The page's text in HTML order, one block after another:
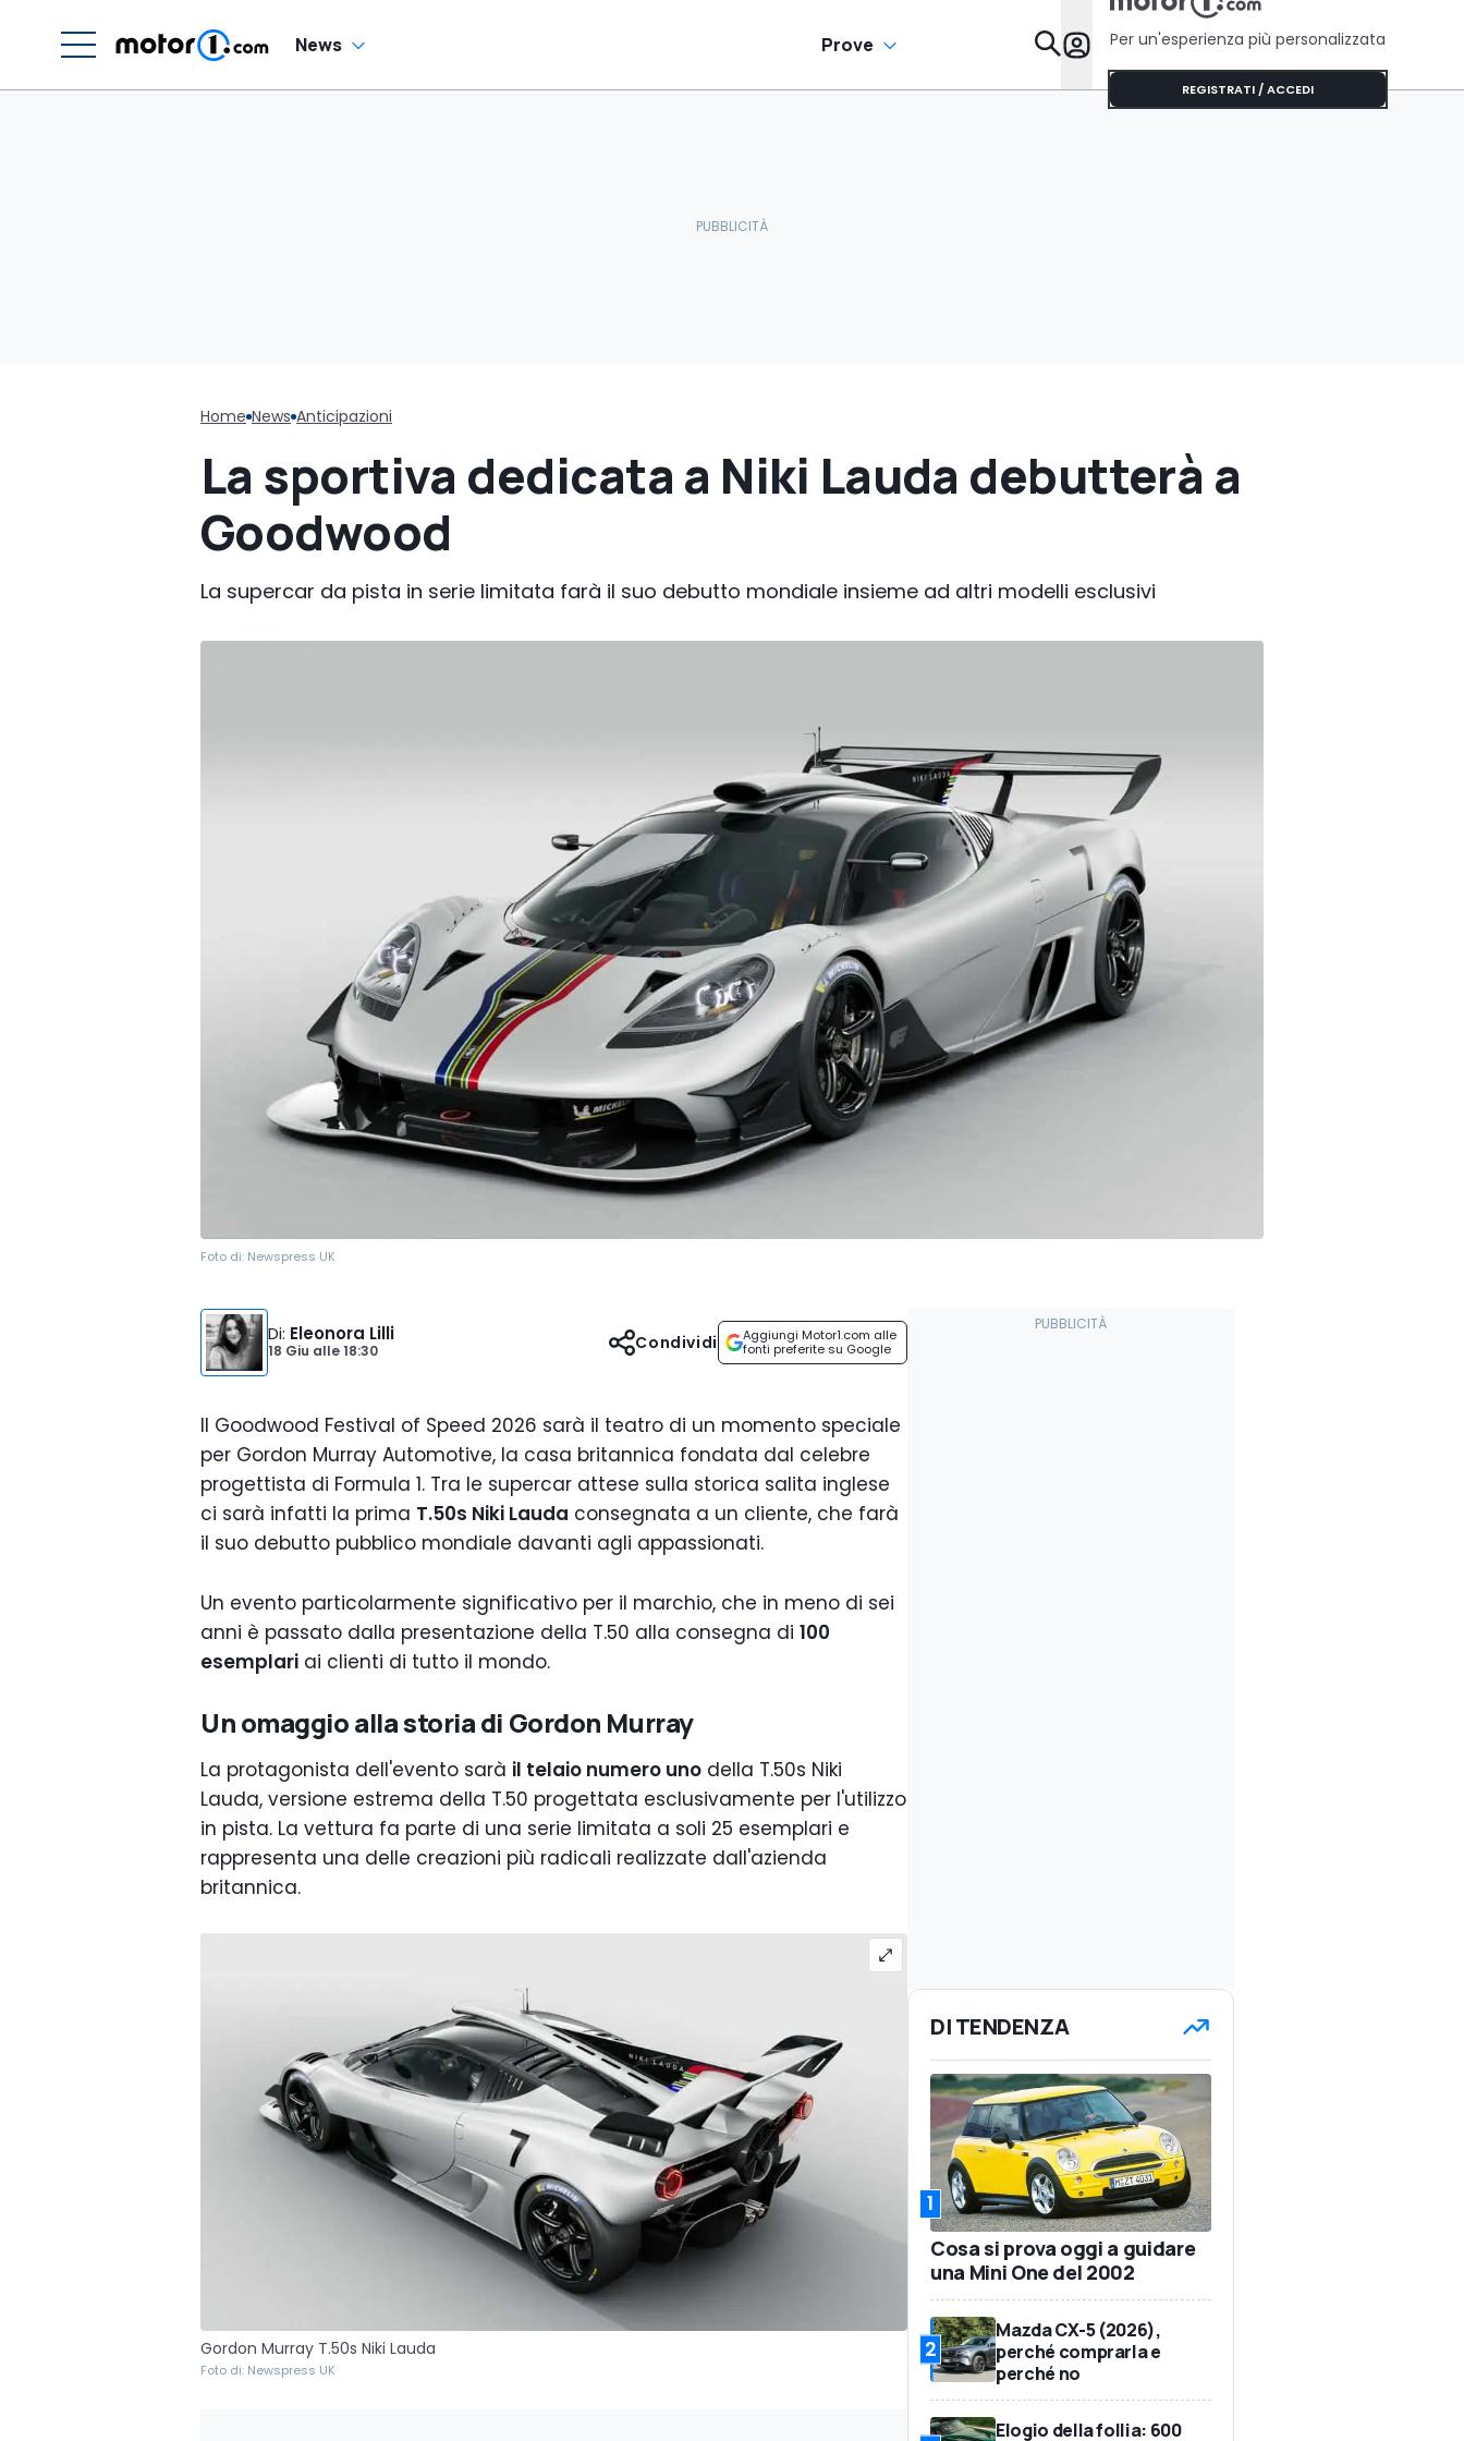
News Prove Da Sapere
Per un'esperienza più personalizzata
REGISTRATI / ACCEDI
Home News Anticipazioni
La sportiva dedicata a Niki Lauda debutterà a
Goodwood
La supercar da pista in serie limitata farà il suo debutto mondiale insieme ad altri modelli esclusivi
Foto di: Newspress UK
Di: Eleonora Lilli
18 Giu alle18:30
Aggiungi Motor1.com alle
fonti preferite su Google
Condividi
Il Goodwood Festival of Speed 2026 sarà il teatro di un momento speciale
per Gordon Murray Automotive, la casa britannica fondata dal celebre
progettista di Formula 1. Tra le supercar attese sulla storica salita inglese
ci sarà infatti la prima T.50s Niki Lauda consegnata a un cliente, che farà
il suo debutto pubblico mondiale davanti agli appassionati.
Un evento particolarmente significativo per il marchio, che in meno di sei
anni è passato dalla presentazione della T.50 alla consegna di 100
esemplari ai clienti di tutto il mondo.
Un omaggio alla storia di Gordon Murray
La protagonista dell'evento sarà il telaio numero uno della T.50s Niki
Lauda, versione estrema della T.50 progettata esclusivamente per l'utilizzo
in pista. La vettura fa parte di una serie limitata a soli 25 esemplari e
rappresenta una delle creazioni più radicali realizzate dall'azienda
britannica.
Gordon Murray T.50s Niki Lauda
Foto di: Newspress UK
DI TENDENZA
1
Cosa si prova oggi a guidare
una Mini One del 2002
2
Mazda CX-5 (2026),
perché comprarla e
perché no
Elogio della follia: 600